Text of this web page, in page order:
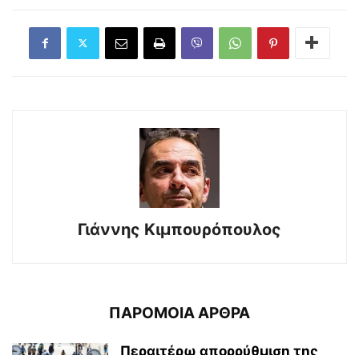
Γιάννης Κιμπουρόπουλος
ΠΑΡΟΜΟΙΑ ΑΡΘΡΑ
Περαιτέρω απορρύθμιση της